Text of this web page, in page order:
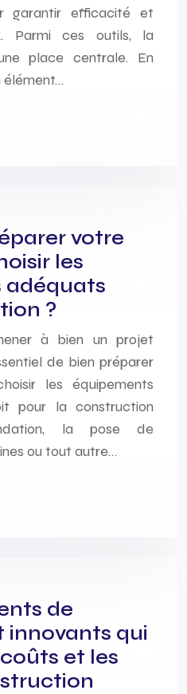
garantir efficacité et
Parmi ces outils, la
place centrale. En
élément…
votre
les
adéquats
?
à bien un projet
de bien préparer
les équipements
pour la construction
la pose de
ou tout autre…
de
innovants qui
et les